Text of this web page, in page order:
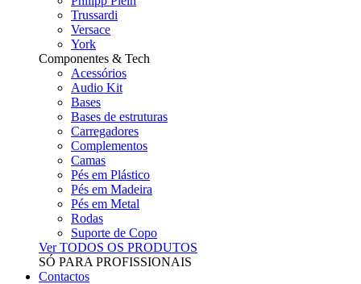
Trussardi
Versace
York
Componentes & Tech
Acessórios
Audio Kit
Bases
Bases de estruturas
Carregadores
Complementos
Camas
Pés em Plástico
Pés em Madeira
Pés em Metal
Rodas
Suporte de Copo
Ver TODOS OS PRODUTOS
SÓ PARA PROFISSIONAIS
Contactos